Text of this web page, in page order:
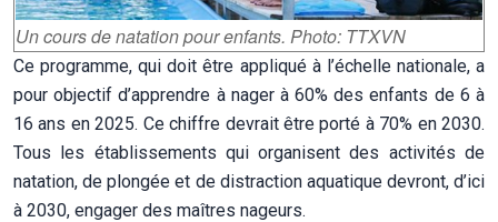
Un cours de natation pour enfants. Photo: TTXVN
Ce programme, qui doit être appliqué à l’échelle nationale, a
pour objectif d’apprendre à nager à 60% des enfants de 6 à
16 ans en 2025. Ce chiffre devrait être porté à 70% en 2030.
Tous les établissements qui organisent des activités de
natation, de plongée et de distraction aquatique devront, d’ici
à 2030, engager des maîtres nageurs.